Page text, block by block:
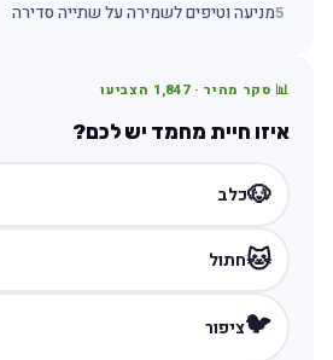
מניעה וטיפים לשמירה על שתייה סדירה
📊 סקר מהיר · 1,847הצביעו
איזו חיית מחמד יש לכם?
🐶כלב
🐱חתול
🐦ציפור